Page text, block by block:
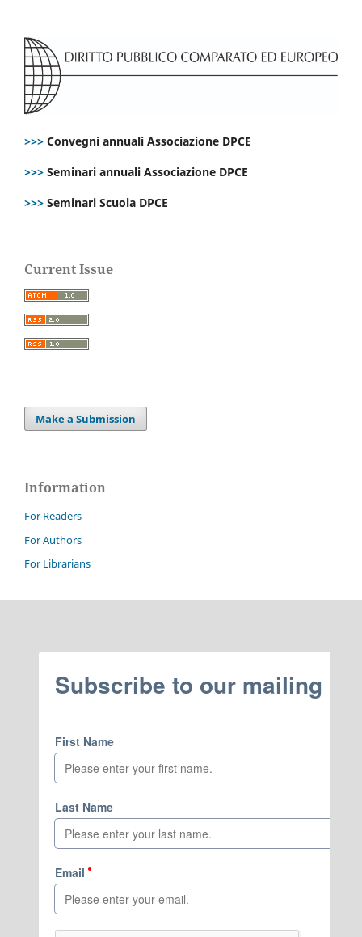
>>> Convegni annuali Associazione DPCE
>>> Seminari annuali Associazione DPCE
>>> Seminari Scuola DPCE
Current Issue
Make a Submission
Information
For Readers
For Authors
For Librarians